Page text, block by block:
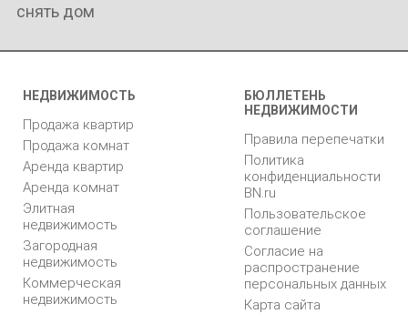
снять дом
НЕДВИЖИМОСТЬ
Продажа квартир
Продажа комнат
Аренда квартир
Аренда комнат
Элитная
недвижимость
Загородная
недвижимость
Коммерческая
недвижимость
БЮЛЛЕТЕНЬ
НЕДВИЖИМОСТИ
Правила перепечатки
Политика
конфиденциальности
BN.ru
Пользовательское
соглашение
Согласие на
распространение
персональных данных
Карта сайта